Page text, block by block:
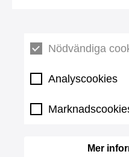
Nödvändiga
Analyscookies
Mer